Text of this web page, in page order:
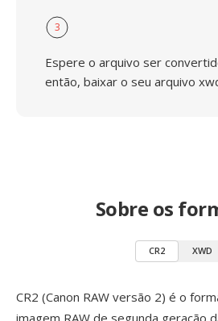
3
Espere o arquivo ser
então, baixar o seu arquivo
Sobre os
CR2 XWD
CR2 (Canon RAW versão 2) é o
imagem RAW de segunda geração